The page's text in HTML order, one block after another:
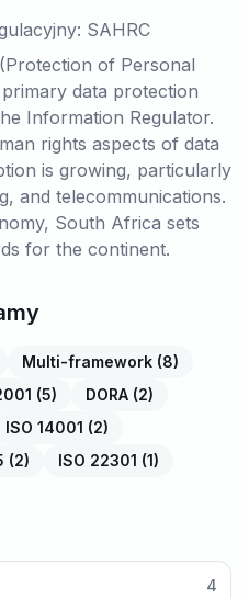
SAHRC
of Personal
data protection
Information Regulator.
rights aspects of data
is growing, particularly
and telecommunications.
South Africa sets
for the continent.
Multi-framework (8)
(5) DORA (2)
ISO 14001 (2)
(2) ISO 22301 (1)
4